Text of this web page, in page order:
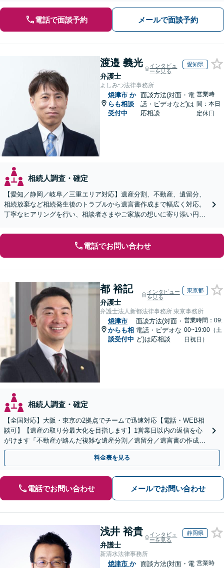
電話で面談予約 メールで面談予約
渡邉 義光
弁護士
インタビュ
ーを見る
愛知県
よしみつ法律事務所
焼津市 か
らも相談
受付中
面談方法(対面・電
話・ビデオなど)は
応相談
営業時
間：本日
定休日
相続人調査・確定
【愛知／静岡／岐阜／三重エリア対応】遺産分割、不動産、遺留分、
相続放棄など相続発生後のトラブルから遺言書作成まで幅広く対応。
丁寧なヒアリングを行い、相談者さまやご家族の想いに寄り添い円滑
電話でお問い合わせ
都 裕記
弁護士
インタビュー
を見る
東京都
弁護士法人新都法律事務所 東京事務所
焼津市
からも相
談受付中
面談方法(対面・
電話・ビデオな
ど)は応相談
営業時間：09:
00~19:00（土
日祝日）
相続人調査・確定
【全国対応】大阪・東京の2拠点でチームで迅速対応【電話・WEB相
談可】【遺産の取り分最大化を目指します】1営業日以内の返信を心
がけます「不動産が絡んだ複雑な遺産分割／遺留分／遺言書の作成・
執行／事業承継など、お任せください」【休日相談あり】
料金表を見る
電話でお問い合わせ メールでお問い合わせ
浅井 裕貴
弁護士
インタビュ
ーを見る
静岡県
新清水法律事務所
焼津市 か 面談方法(対面・電 営業時